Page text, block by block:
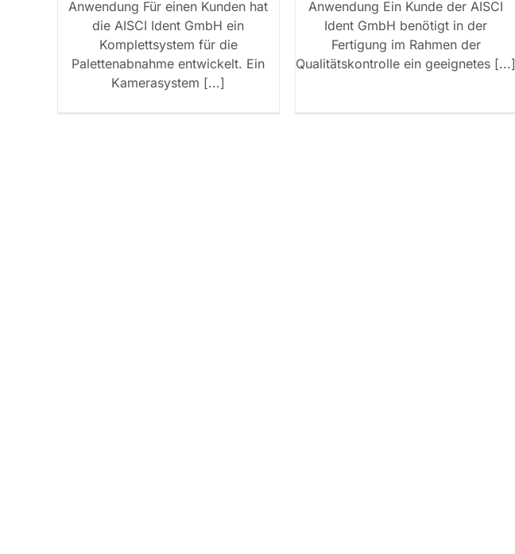
Anwendung Für einen Kunden hat
die AISCI Ident GmbH ein
Komplettsystem für die
Palettenabnahme entwickelt. Ein
Kamerasystem [...]
Anwendung Ein Kunde der AISCI
Ident GmbH benötigt in der
Fertigung im Rahmen der
Qualitätskontrolle ein geeignetes [...]